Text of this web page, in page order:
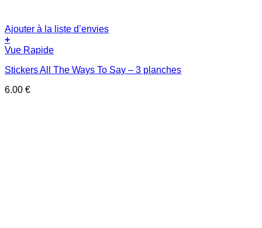
Ajouter à la liste d’envies
+
Vue Rapide
Stickers All The Ways To Say – 3 planches
6.00 €